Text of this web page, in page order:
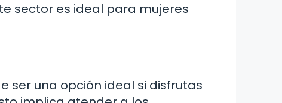
sector es ideal para mujeres
ser una opción ideal si disfrutas